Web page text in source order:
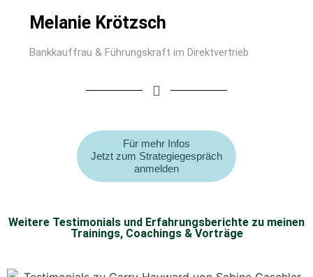
Melanie Krötzsch
Bankkauffrau & Führungskraft im Direktvertrieb
Für mehr Infos
Jetzt zum Strategiegespräch
anmelden
Weitere Testimonials und Erfahrungsberichte zu meinen
Trainings, Coachings & Vorträge